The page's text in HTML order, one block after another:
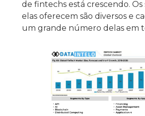
de fintechs está crescendo. Os
elas oferecem são diversos e
um grande número delas em